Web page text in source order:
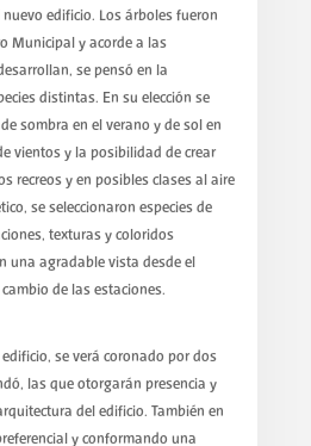
edificio. Los árboles fueron
Municipal y acorde a las
se pensó en la
distintas. En su elección se
sombra en el verano y de sol en
vientos y la posibilidad de crear
recreos y en posibles clases al aire
se seleccionaron especies de
texturas y coloridos
una agradable vista desde el
de las estaciones.
se verá coronado por dos
las que otorgarán presencia y
del edificio. También en
y conformando una